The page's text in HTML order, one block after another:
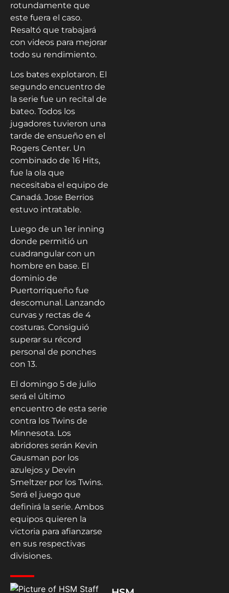
rotundamente que
este fuera el caso.
Resaltó que trabajará
con videos para mejorar
todo su rendimiento.
Los bates explotaron. El
segundo encuentro de
la serie fue un recital de
bateo. Todos los
jugadores tuvieron una
tarde de ensueño en el
Rogers Center. Un
combinado de 16 Hits,
fue la ola que
necesitaba el equipo de
Canadá. Jose Berrios
estuvo intratable.
Luego de un 1er inning
donde permitió un
cuadrangular con un
hombre en base. El
dominio de
Puertorriqueño fue
descomunal. Lanzando
curvas y rectas de 4
costuras. Consiguió
superar su récord
personal de ponches
con 13.
El domingo 5 de julio
será el último
encuentro de esta serie
contra los Twins de
Minnesota. Los
abridores serán Kevin
Gausman por los
azulejos y Devin
Smeltzer por los Twins.
Será el juego que
definirá la serie. Ambos
equipos quieren la
victoria para afianzarse
en sus respectivas
divisiones.